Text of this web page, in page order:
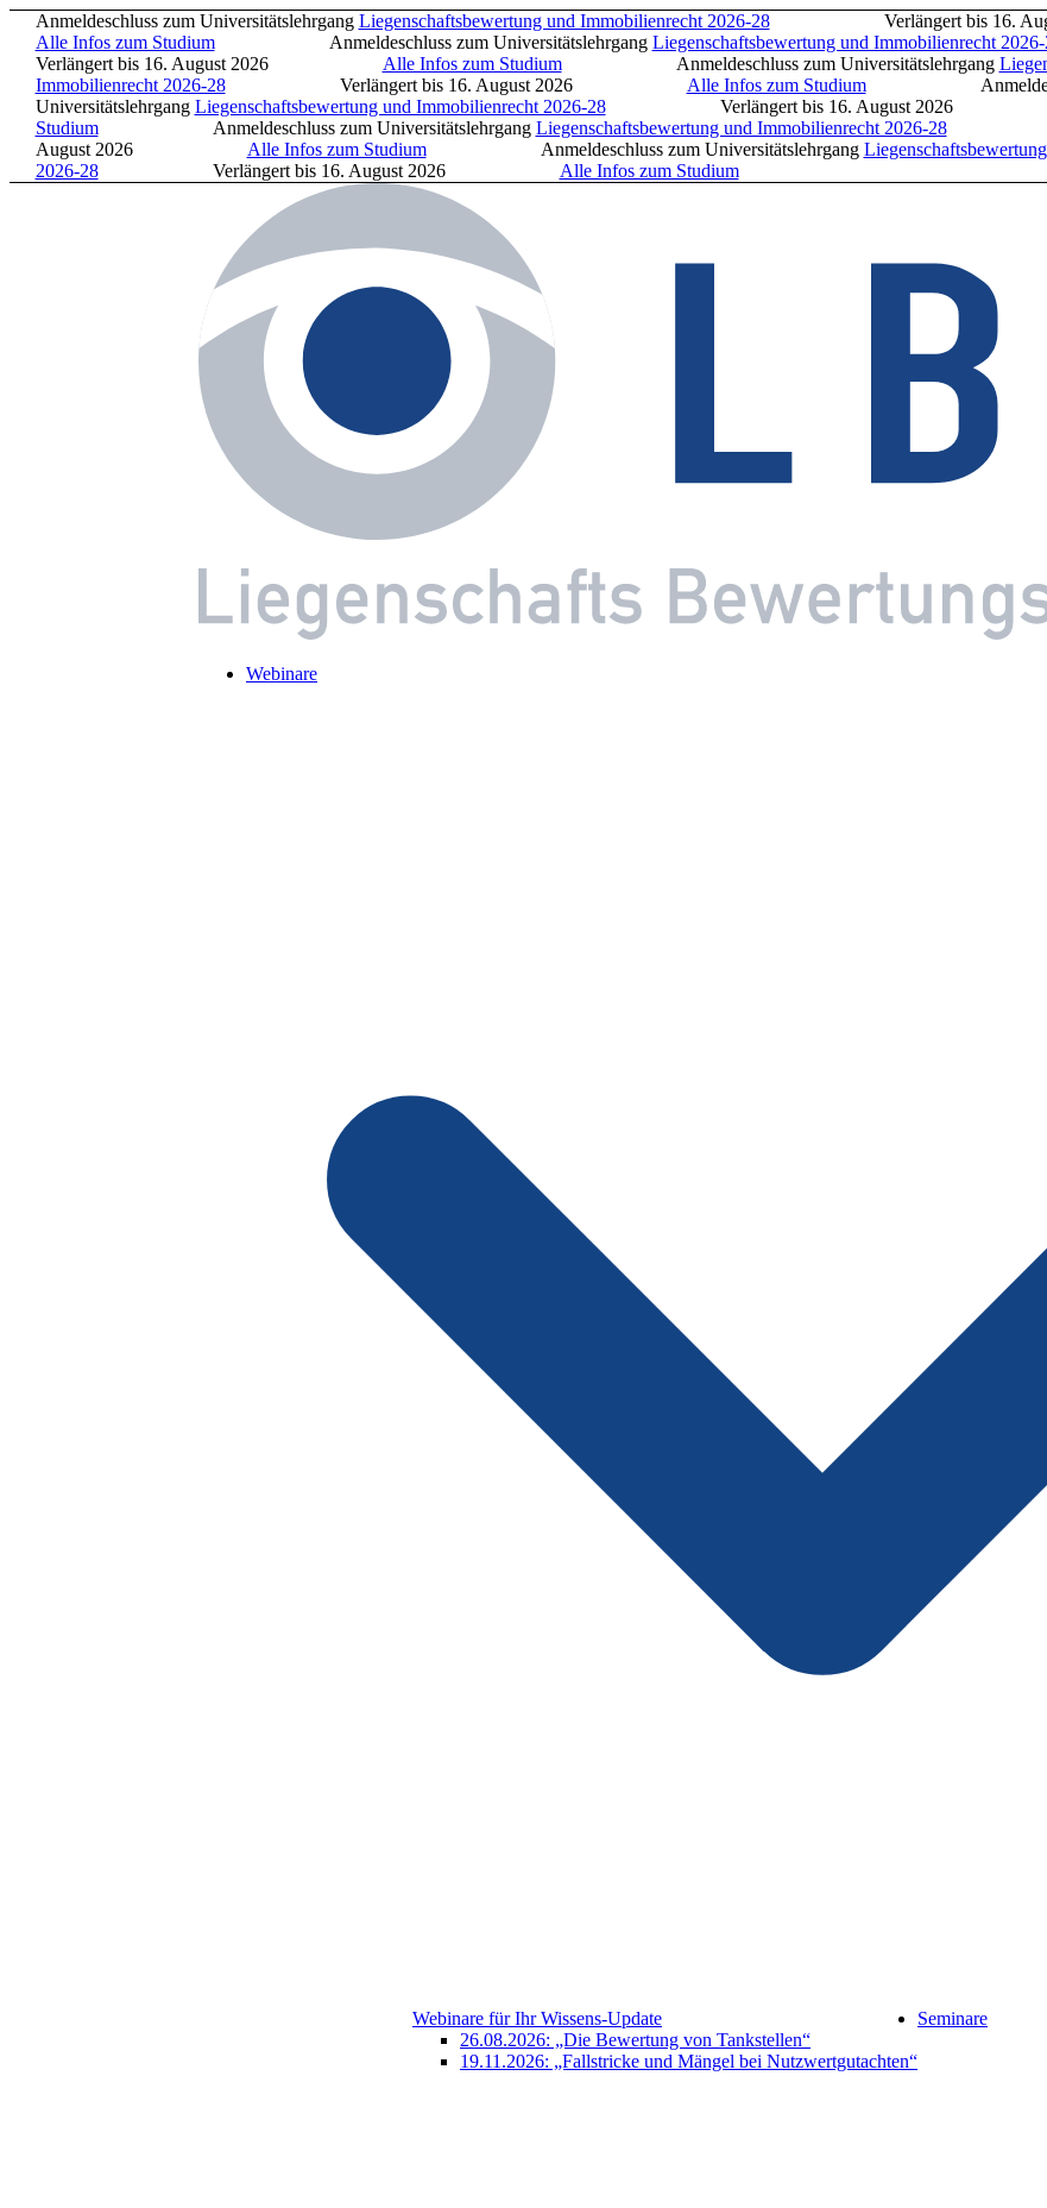
Anmeldeschluss zum UniversitätslehrgangLiegenschaftsbewertung und Immobilienrecht 2026-28Verlängert bis 16.
Alle Infos zum StudiumAnmeldeschluss zum UniversitätslehrgangLiegenschaftsbewertung und Immobilienrecht 2026-28
Verlängert bis 16. August 2026
Alle Infos zum StudiumAnmeldeschluss zum Universitätslehrgang
Immobilienrecht 2026-28Verlängert bis 16. August 2026 Alle Infos zum Studium
UniversitätslehrgangLiegenschaftsbewertung und Immobilienrecht 2026-28Verlängert bis 16. August 2026
StudiumAnmeldeschluss zum UniversitätslehrgangLiegenschaftsbewertung und Immobilienrecht 2026-28
August 2026
Alle Infos zum StudiumAnmeldeschluss zum UniversitätslehrgangLiegenschaftsbewertung
2026-28Verlängert bis 16. August 2026 Alle Infos zum Studium
Webinare
Webinare für Ihr Wissens-Update
26.08.2026: „Die Bewertung von Tankstellen“
19.11.2026: „Fallstricke und Mängel bei Nutzwertgutachten“
Seminare